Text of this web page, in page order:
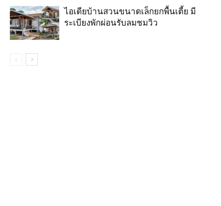
ไอเดียบ้านสวนขนาดเล็กยกพื้นเตี้ย มี
ระเบียงพักผ่อนรับลมชมวิว